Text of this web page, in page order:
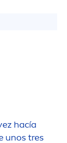
hacía
unos tres